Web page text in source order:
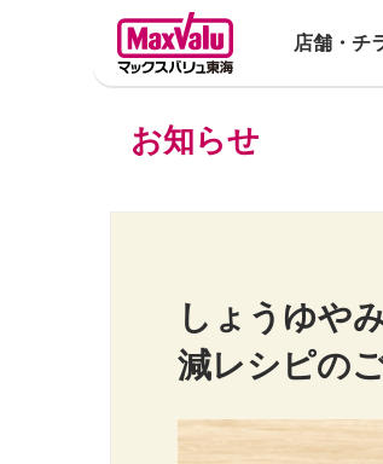
店舗・チ
お知らせ
しょうゆや
減レシピの